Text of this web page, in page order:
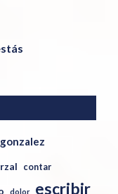
contar
dolor escribir